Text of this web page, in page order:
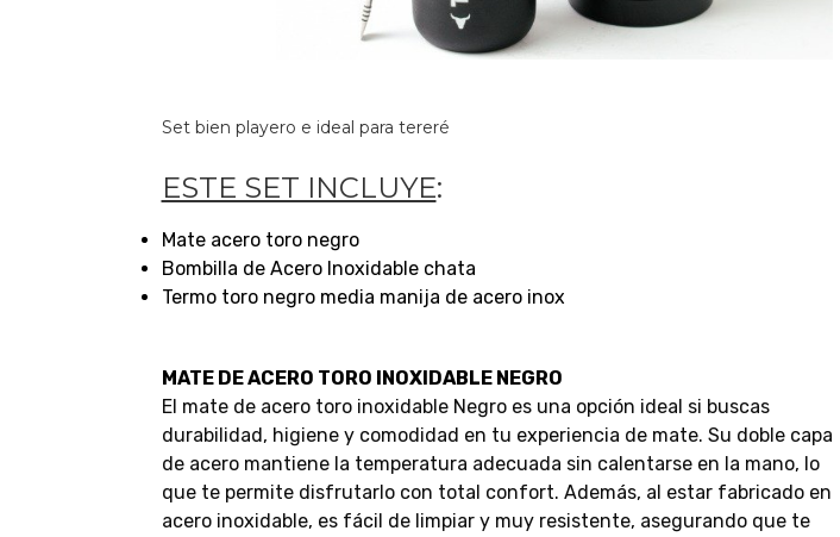
Set bien playero e ideal para tereré
ESTE SET INCLUYE:
Mate acero toro negro
Bombilla de Acero Inoxidable chata
Termo toro negro media manija de acero inox
MATE DE ACERO TORO INOXIDABLE NEGRO
El mate de acero toro inoxidable Negro es una opción ideal si buscas
durabilidad, higiene y comodidad en tu experiencia de mate. Su doble capa
de acero mantiene la temperatura adecuada sin calentarse en la mano, lo
que te permite disfrutarlo con total confort. Además, al estar fabricado en
acero inoxidable, es fácil de limpiar y muy resistente, asegurando que te